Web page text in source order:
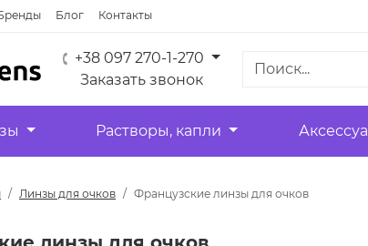
Блог Контакты
+38 097 270-1-270
Заказать звонок
Растворы, капли
Линзы для очков Французские линзы для очков